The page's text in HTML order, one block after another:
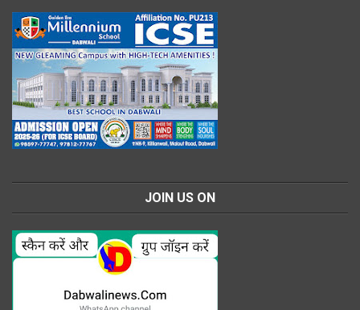
JOIN US ON